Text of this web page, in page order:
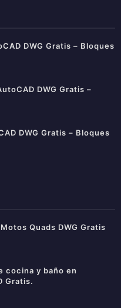
DWG Gratis – Bloques
DWG Gratis –
DWG Gratis – Bloques
Quads DWG Gratis
cocina y baño en
Gratis.